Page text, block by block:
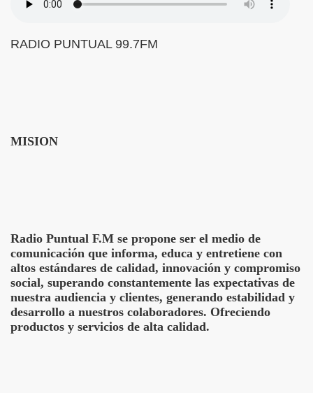
RADIO PUNTUAL 99.7FM
MISION
Radio Puntual F.M se propone ser el medio de
comunicación que informa, educa y entretiene con
altos estándares de calidad, innovación y compromiso
social, superando constantemente las expectativas de
nuestra audiencia y clientes, generando estabilidad y
desarrollo a nuestros colaboradores. Ofreciendo
productos y servicios de alta calidad.